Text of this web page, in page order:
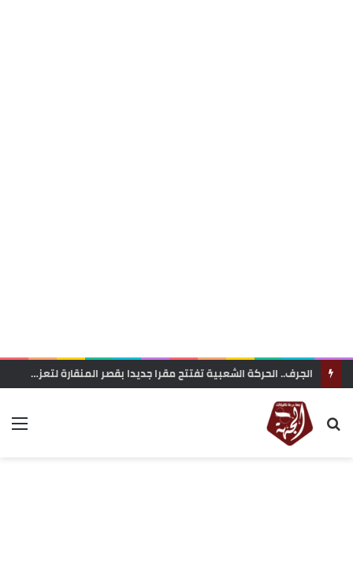
زاكورة: جمعية الفيلم الوثائقي تحتج على إقصاء ملفها من دعم المهرجانات السينمائية